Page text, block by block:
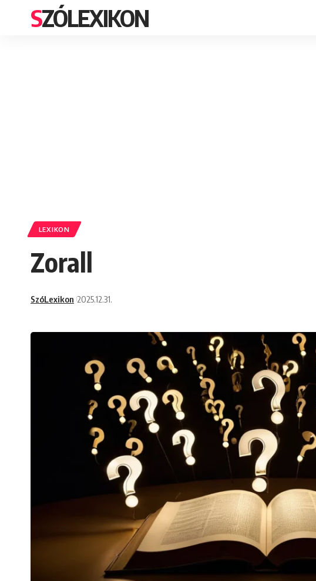
SZÓLEXIKON
LEXIKON
Zorall
SzóLexikon 2025.12.31.